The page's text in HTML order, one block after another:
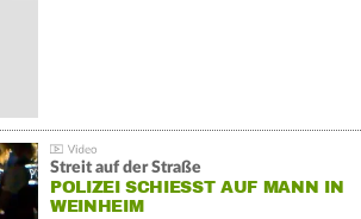
Streit auf der Straße
POLIZEI SCHIESST AUF MANN IN W
EINHEIM